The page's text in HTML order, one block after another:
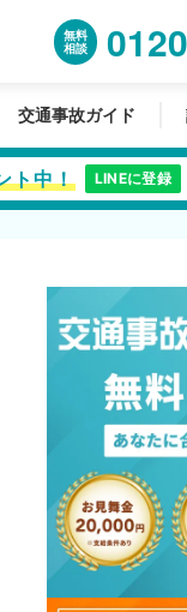
無料
相談
交通事故ガイド
ト中！ LINEに登録